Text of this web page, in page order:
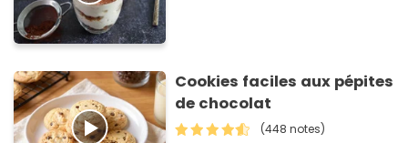
Cookies faciles aux pépites
de chocolat
(448 notes)